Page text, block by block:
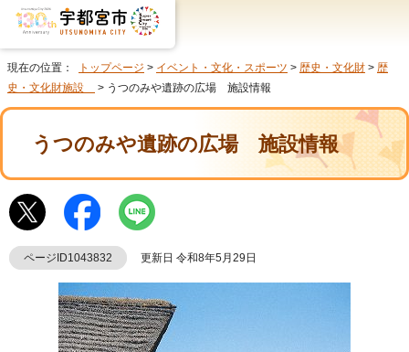
現在の位置： トップページ > イベント・文化・スポーツ > 歴史・文化財 > 歴
史・文化財施設
> うつのみや遺跡の広場 施設情報
うつのみや遺跡の広場 施設情報
ページID1043832 更新日 令和8年5月29日